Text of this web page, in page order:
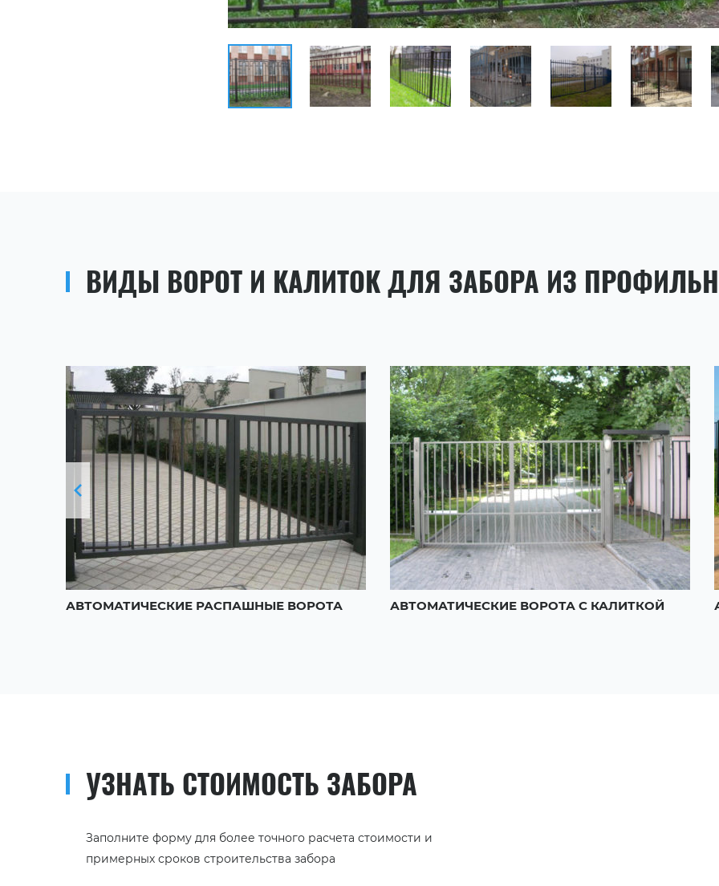
ВИДЫ ВОРОТ И КАЛИТОК ДЛЯ ЗАБОРА ИЗ
АВТОМАТИЧЕСКИЕ РАСПАШНЫЕ ВОРОТА АВТОМАТИЧЕСКИЕ ВОРОТА С КАЛИТКОЙ
УЗНАТЬ СТОИМОСТЬ ЗАБОРА
Заполните форму для более точного расчета стоимости и
примерных сроков строительства забора